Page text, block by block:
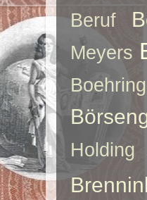
Beruf
Meyers
Holding